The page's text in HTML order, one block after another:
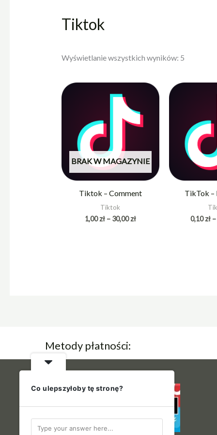
Tiktok
Wyświetlanie wszystkich wyników: 5
BRAK W MAGAZYNIE
Tiktok – Comment
Tiktok
1,00zł – 30,00zł
Zakres
1,00 zł
30,00 zł
TikTok –
0,10zł –
Metody płatności:
Co ulepszyłoby tę stronę?